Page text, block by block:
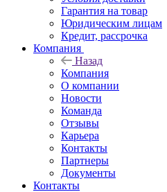
Гарантия на товар
Юридическим лицам
Кредит, рассрочка
Компания
Назад
Компания
О компании
Новости
Команда
Отзывы
Карьера
Контакты
Партнеры
Документы
Контакты